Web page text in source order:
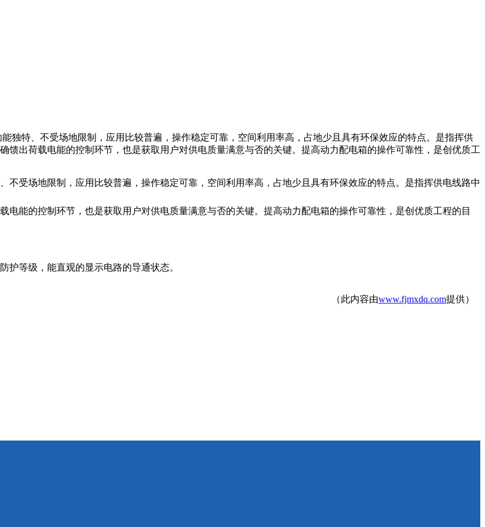
独特、不受场地限制，应用比较普遍，操作稳定可靠，空间利用率高，占地少且具有环保效应的特点。是指挥供
馈出荷载电能的控制环节，也是获取用户对供电质量满意与否的关键。提高动力配电箱的操作可靠性，是创优质工
受场地限制，应用比较普遍，操作稳定可靠，空间利用率高，占地少且具有环保效应的特点。是指挥供电线路中
能的控制环节，也是获取用户对供电质量满意与否的关键。提高动力配电箱的操作可靠性，是创优质工程的目
护等级，能直观的显示电路的导通状态。
（此内容由www.fjmxdq.com提供）